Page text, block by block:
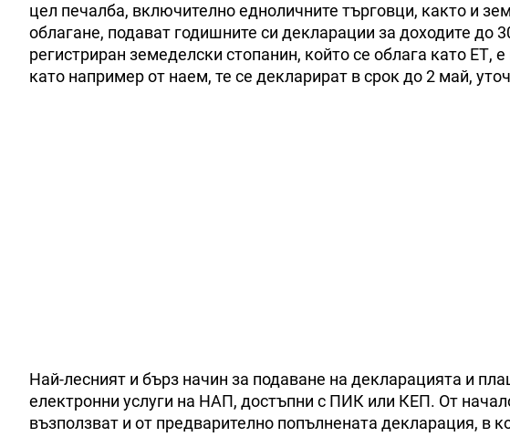
цел печалба, включително едноличните търговци, както и
облагане, подават годишните си декларации за доходите до
регистриран земеделски стопанин, който се облага като ЕТ,
като например от наем, те се декларират в срок до 2 май,
Най-лесният и бърз начин за подаване на декларацията и
електронни услуги на НАП, достъпни с ПИК или КЕП. От
възползват и от предварително попълнената декларация, в